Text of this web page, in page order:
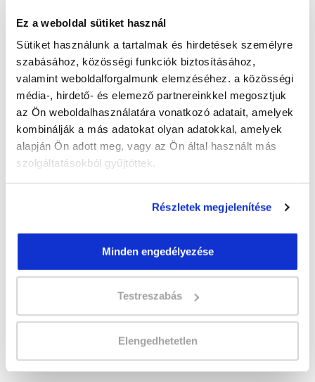
Ez a weboldal sütiket használ
Sütiket használunk a tartalmak és hirdetések személyre
szabásához, közösségi funkciók biztosításához,
valamint weboldalforgalmunk elemzéséhez. a közösségi
média-, hirdető- és elemező partnereinkkel megosztjuk
az Ön weboldalhasználatára vonatkozó adatait, amelyek
kombinálják a más adatokat olyan adatokkal, amelyek
alapján Ön adott meg, vagy az Ön által használt más
szolgáltatásokból gyűjtöttek.
Részletek megjelenítése
Minden engedélyezése
Testreszabás
Elengedhetetlen
tanfolyam - Dunaújváros
Képzés ára:
500 000 Ft
Képzés típusa:
Szakképesítés
érettségi
Jelentkezz az újSminkes és szempillaépítő
szakképesítés tanfolyamra! Kattints és
Sminkes és szempillaépítő szakképesítés,
Beauty Kft. partnerünk szervezi.